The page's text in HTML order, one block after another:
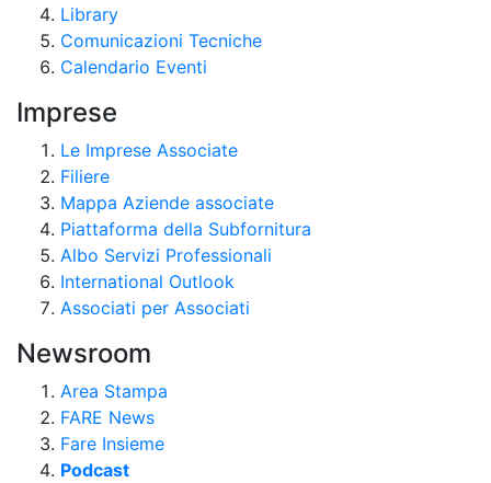
Library
Comunicazioni Tecniche
Calendario Eventi
Imprese
Le Imprese Associate
Filiere
Mappa Aziende associate
Piattaforma della Subfornitura
Albo Servizi Professionali
International Outlook
Associati per Associati
Newsroom
Area Stampa
FARE News
Fare Insieme
Podcast